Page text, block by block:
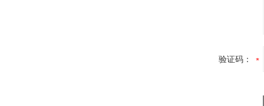
验证码：